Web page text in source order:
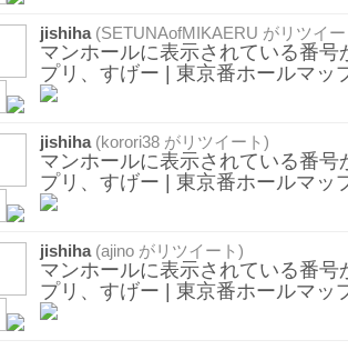
jishiha(SETUNAofMIKAERU がリツイ
マンホールに表示されている番
プリ、すげー | 東京番ホールマッ
jishiha(korori38 がリツイート)
マンホールに表示されている番
プリ、すげー | 東京番ホールマッ
jishiha(ajino がリツイート)
マンホールに表示されている番
プリ、すげー | 東京番ホールマッ